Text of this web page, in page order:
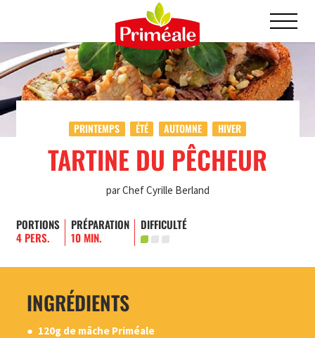
PRINTEMPS ÉTÉ AUTOMNE HIVER
TARTINE DU PÊCHEUR
par Chef Cyrille Berland
PORTIONS
4 PERS.
PRÉPARATION
10 MIN.
DIFFICULTÉ
INGRÉDIENTS
120g de mâche Priméale